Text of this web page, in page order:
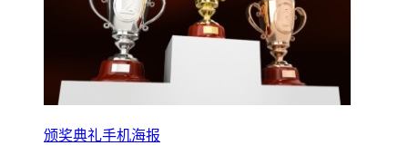
颁奖典礼手机海报